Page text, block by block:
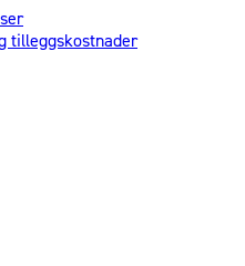
tilleggskostnader